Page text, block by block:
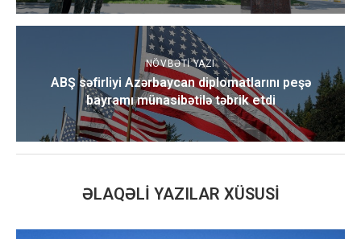
NÖVBƏTI YAZI
ABŞ səfirliyi Azərbaycan diplomatlarını peşə
bayramı münasibətilə təbrik etdi
ƏLAQƏLI YAZILAR XÜSUSI